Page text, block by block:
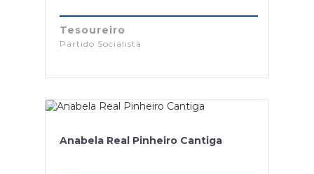
Tesoureiro
Partido Socialista
Anabela Real Pinheiro Cantiga